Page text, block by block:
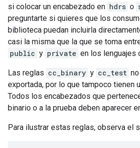
si colocar un encabezado en hdrs o
preguntarte si quieres que los
biblioteca puedan incluirla
casi la misma que la que se toma
public y private en los lenguajes
Las reglas cc_binary y cc_test
exportada, por lo que tampoco tienen
Todos los encabezados que
binario o a la prueba deben aparecer
Para ilustrar estas reglas, observa el